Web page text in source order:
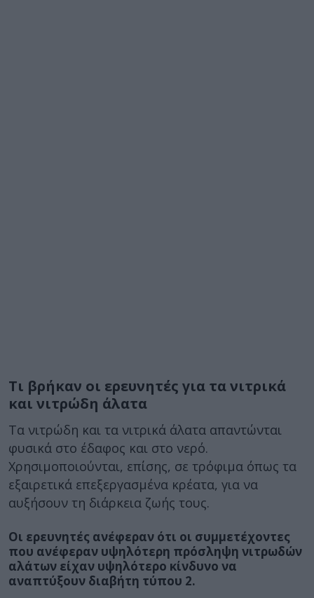
Τι βρήκαν οι ερευνητές για τα νιτρικά
και νιτρώδη άλατα
Τα νιτρώδη και τα νιτρικά άλατα απαντώνται
φυσικά στο έδαφος και στο νερό.
Χρησιμοποιούνται, επίσης, σε τρόφιμα όπως τα
εξαιρετικά επεξεργασμένα κρέατα, για να
αυξήσουν τη διάρκεια ζωής τους.
Οι ερευνητές ανέφεραν ότι οι συμμετέχοντες
που ανέφεραν υψηλότερη πρόσληψη νιτρωδών
αλάτων είχαν υψηλότερο κίνδυνο να
αναπτύξουν διαβήτη τύπου 2.